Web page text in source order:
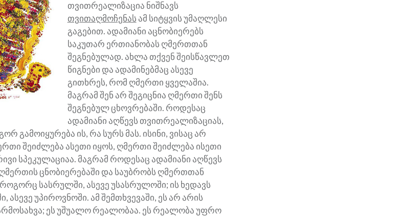
თვითრეალიზაცია ნიშნავს
თვითაღმოჩენას ამ სიტყვის უმაღლესი
გაგებით. ადამიანი აცნობიერებს
საკუთარ ერთიანობას ღმერთთან
შეგნებულად. ახლა თქვენ შეისწავლეთ
წიგნები და ადამინებმაც ასევე
გითხრეს, რომ ღმერთი ყველაშია.
მაგრამ შენ არ შეგიცნია ღმერთი შენს
შეგნებულ ცხოვრებაში. როდესაც
ადამიანი აღწევს თვითრეალიზაციას,
გამოიყურება ის, რა სურს მას. ისინი, ვისაც არ
შეიძლება ასეთი იყოს, ღმერთი შეიძლება ისეთი
სპეკულაციაა. მაგრამ როდესაც ადამიანი აღწევს
ცნობიერებაში და საუბრობს ღმერთთან
სასრულში, ასევე უსასრულოში; ის ხედავს
უპიროვნოში. ამ შემთხვევაში, ეს არ არის
ეს უშუალო რეალობაა. ეს რეალობა უფრო